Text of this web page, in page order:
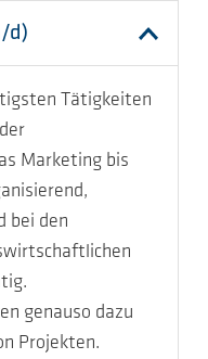
d)
Tätigkeiten
Marketing bis
bei den
genauso dazu
Projekten.